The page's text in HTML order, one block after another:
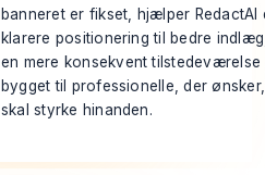
banneret er fikset, hjælper RedactAI
klarere positionering til bedre
en mere konsekvent
bygget til professionelle, der
skal styrke hinanden.